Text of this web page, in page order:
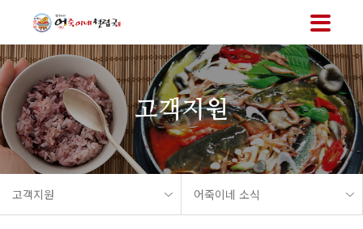
메뉴 바로가기
고객지원
고객지원 어죽이네 소식